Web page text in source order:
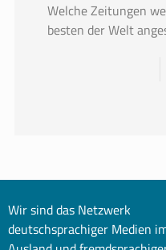
Welche Zeitungen
besten der Welt
Wir sind das Netzwerk
deutschsprachiger Medien